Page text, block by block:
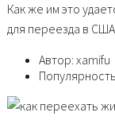
Как же им это
для переезда в
Автор: xamifu